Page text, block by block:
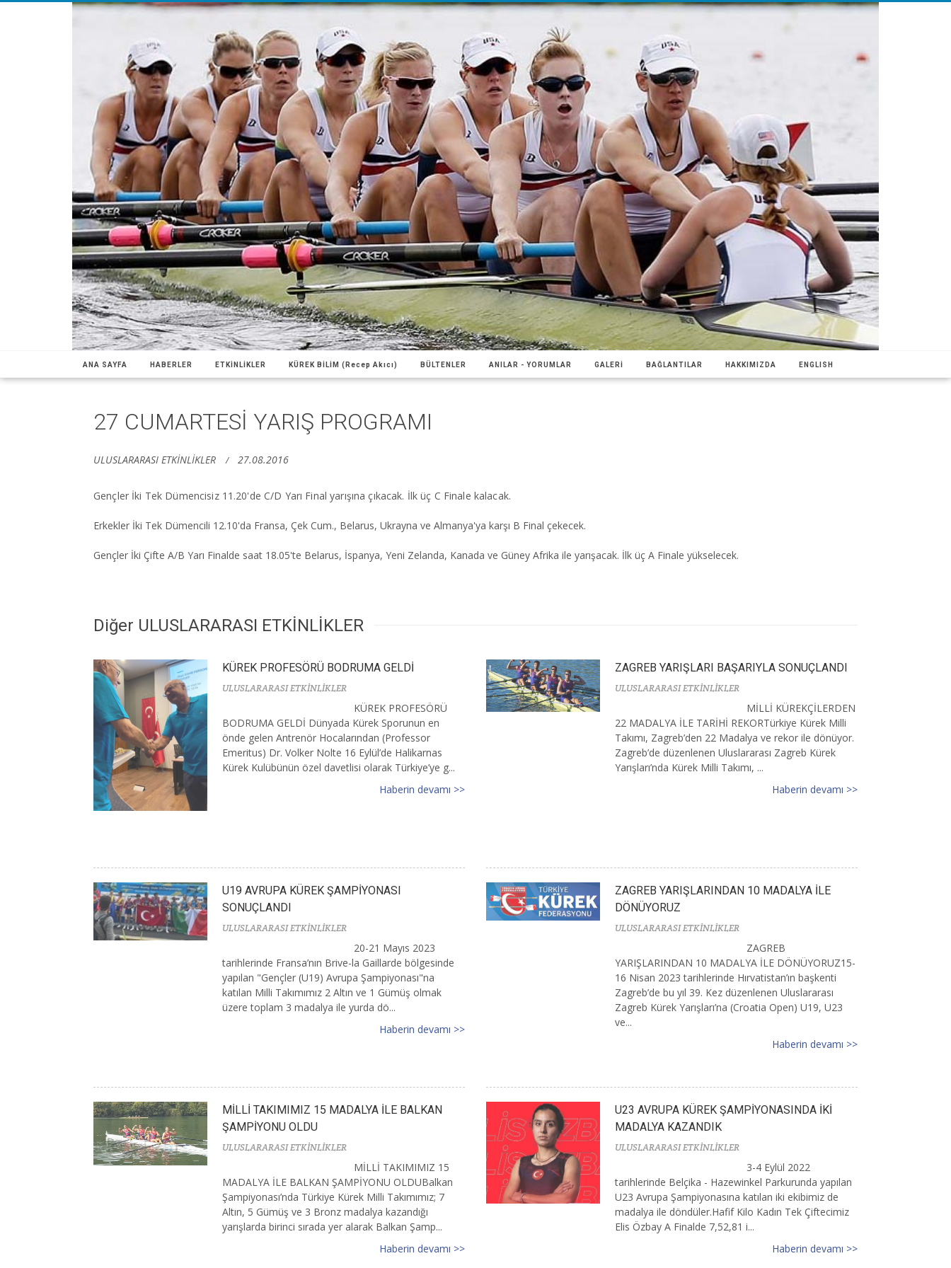
ANA SAYFA HABERLER ETKİNLİKLER KÜREK BİLİM (Recep Akıcı) BÜLTENLER ANILAR - YORUMLAR GALERİ BAĞLANTILAR HAKKIMIZDA ENGLISH
27 CUMARTESİ YARIŞ PROGRAMI
ULUSLARARASI ETKİNLİKLER 27.08.2016
Gençler İki Tek Dümencisiz 11.20'de C/D Yarı Final yarışına çıkacak. İlk üç C Finale kalacak.
Erkekler İki Tek Dümencili 12.10'da Fransa, Çek Cum., Belarus, Ukrayna ve Almanya'ya karşı B Final çekecek.
Gençler İki Çifte A/B Yarı Finalde saat 18.05'te Belarus, İspanya, Yeni Zelanda, Kanada ve Güney Afrika ile yarışacak. İlk üç A Finale yükselecek.
Diğer ULUSLARARASI ETKİNLİKLER
KÜREK PROFESÖRÜ BODRUMA GELDİ
ULUSLARARASI ETKİNLİKLER
KÜREK PROFESÖRÜ
BODRUMA GELDİ Dünyada Kürek Sporunun en
önde gelen Antrenör Hocalarından (Professor
Emeritus) Dr. Volker Nolte 16 Eylül’de Halikarnas
Kürek Kulübünün özel davetlisi olarak Türkiye’ye g...
Haberin devamı >>
ZAGREB YARIŞLARI BAŞARIYLA SONUÇLANDI
ULUSLARARASI ETKİNLİKLER
MİLLİ KÜREKÇİLERDEN
22 MADALYA İLE TARİHİ REKORTürkiye Kürek Milli
Takımı, Zagreb’den 22 Madalya ve rekor ile dönüyor.
Zagreb’de düzenlenen Uluslararası Zagreb Kürek
Yarışları’nda Kürek Milli Takımı, ...
Haberin devamı >>
U19 AVRUPA KÜREK ŞAMPİYONASI
SONUÇLANDI
ULUSLARARASI ETKİNLİKLER
20-21 Mayıs 2023
tarihlerinde Fransa’nın Brive-la Gaillarde bölgesinde
yapılan "Gençler (U19) Avrupa Şampiyonası"na
katılan Milli Takımımız 2 Altın ve 1 Gümüş olmak
üzere toplam 3 madalya ile yurda dö...
Haberin devamı >>
ZAGREB YARIŞLARINDAN 10 MADALYA İLE
DÖNÜYORUZ
ULUSLARARASI ETKİNLİKLER
ZAGREB
YARIŞLARINDAN 10 MADALYA İLE DÖNÜYORUZ15-
16 Nisan 2023 tarihlerinde Hırvatistan’ın başkenti
Zagreb’de bu yıl 39. Kez düzenlenen Uluslararası
Zagreb Kürek Yarışları’na (Croatia Open) U19, U23
ve...
Haberin devamı >>
MİLLİ TAKIMIMIZ 15 MADALYA İLE BALKAN
ŞAMPİYONU OLDU
ULUSLARARASI ETKİNLİKLER
MİLLİ TAKIMIMIZ 15
MADALYA İLE BALKAN ŞAMPİYONU OLDUBalkan
Şampiyonası’nda Türkiye Kürek Milli Takımımız; 7
Altın, 5 Gümüş ve 3 Bronz madalya kazandığı
yarışlarda birinci sırada yer alarak Balkan Şamp...
Haberin devamı >>
U23 AVRUPA KÜREK ŞAMPİYONASINDA İKİ
MADALYA KAZANDIK
ULUSLARARASI ETKİNLİKLER
3-4 Eylül 2022
tarihlerinde Belçika - Hazewinkel Parkurunda yapılan
U23 Avrupa Şampiyonasına katılan iki ekibimiz de
madalya ile döndüler.Hafif Kilo Kadın Tek Çiftecimiz
Elis Özbay A Finalde 7,52,81 i...
Haberin devamı >>